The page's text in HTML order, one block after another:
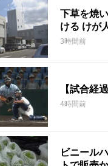
下草を焼
ける けが
3時間前
【試合経
4時間前
ビニール